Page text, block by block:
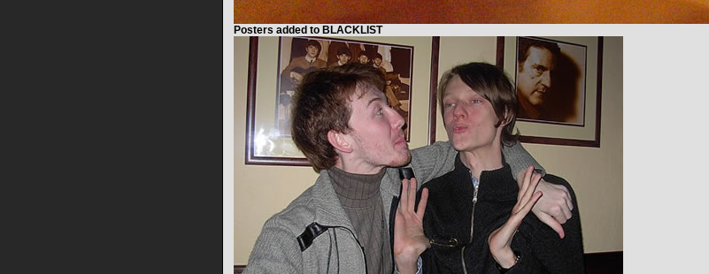
Posters added to BLACKLIST